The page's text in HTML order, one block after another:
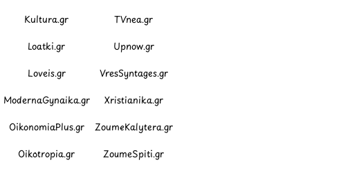
Kultura.gr TVnea.gr
Loatki.gr Upnow.gr
Loveis.gr VresSyntages.gr
ModernaGynaika.gr Xristianika.gr
OikonomiaPlus.gr ZoumeKalytera.gr
Oikotropia.gr ZoumeSpiti.gr